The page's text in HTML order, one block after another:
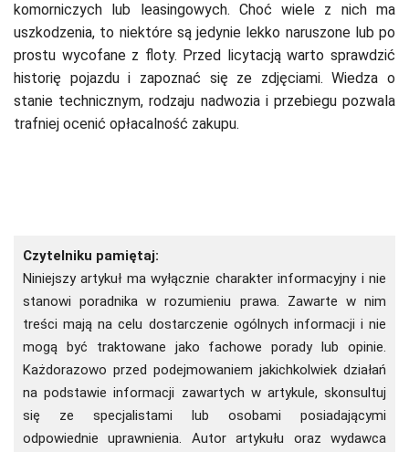
komorniczych lub leasingowych. Choć wiele z nich ma
uszkodzenia, to niektóre są jedynie lekko naruszone lub po
prostu wycofane z floty. Przed licytacją warto sprawdzić
historię pojazdu i zapoznać się ze zdjęciami. Wiedza o
stanie technicznym, rodzaju nadwozia i przebiegu pozwala
trafniej ocenić opłacalność zakupu.
Czytelniku pamiętaj:
Niniejszy artykuł ma wyłącznie charakter informacyjny i nie
stanowi poradnika w rozumieniu prawa. Zawarte w nim
treści mają na celu dostarczenie ogólnych informacji i nie
mogą być traktowane jako fachowe porady lub opinie.
Każdorazowo przed podejmowaniem jakichkolwiek działań
na podstawie informacji zawartych w artykule, skonsultuj
się ze specjalistami lub osobami posiadającymi
odpowiednie uprawnienia. Autor artykułu oraz wydawca